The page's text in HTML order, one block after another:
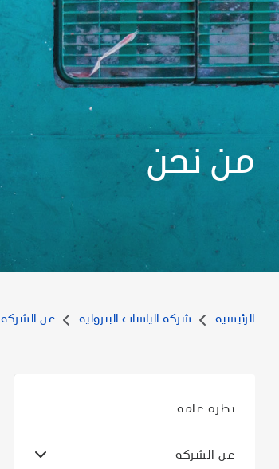
من نحن
الرئيسية شركة الياسات البترولية عن الشركة
نظرة عامة
عن الشركة